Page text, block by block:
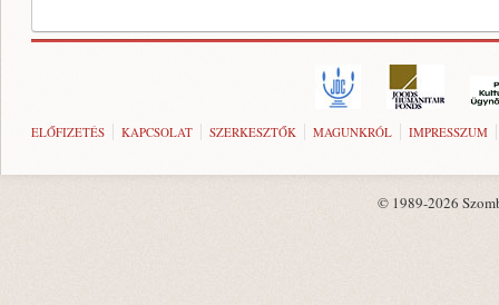
ELŐFIZETÉS KAPCSOLAT SZERKESZTŐK MAGUNKRÓL IMPRESSZUM
© 1989-2026